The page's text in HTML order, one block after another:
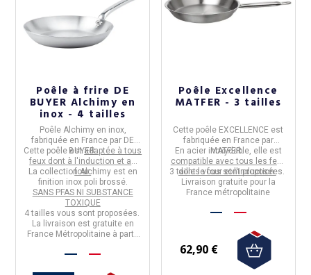
(27 avis)
Poêle à frire DE
BUYER Alchimy en
inox - 4 tailles
Poêle Alchimyen inox,
fabriquée en France par DE
BUYER.
Cette poêle estadaptée à tous
feux dont à l'induction et au
four.
La collection Alchimyest en
finition inox poli brossé.
SANS PFAS NI SUBSTANCE
TOXIQUE
4 tailles vous sont proposées.
La livraison est gratuite en
France Métropolitaine à partir
Poêle Excellence
MATFER - 3 tailles
Cette poêle EXCELLENCE est
fabriquée en France par
MATFER.
En acier inoxydable, elle est
compatible avec tous les feux
dont le four et l'induction.
3 tailles vous sont proposées.
Livraison gratuite pour la
France métropolitaine
62,90 €